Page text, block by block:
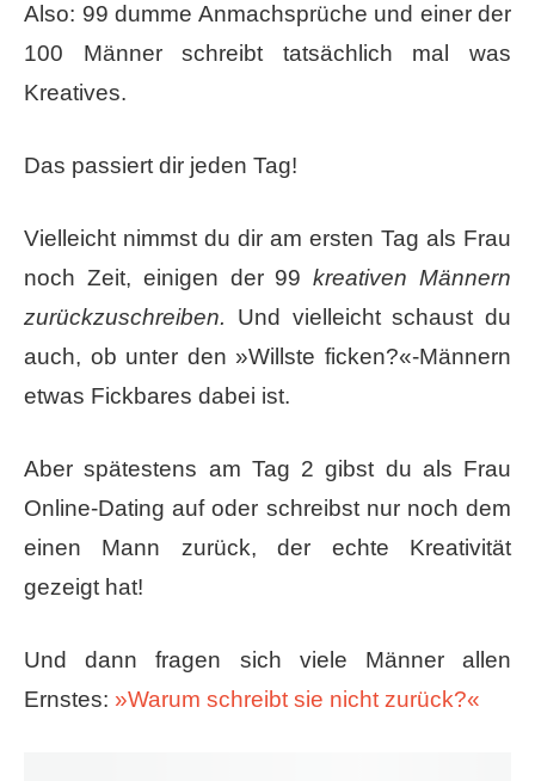
Also: 99 dumme Anmachsprüche und einer der
100 Männer schreibt tatsächlich mal was
Kreatives.
Das passiert dir jeden Tag!
Vielleicht nimmst du dir am ersten Tag als Frau
noch Zeit, einigen der 99kreativen Männern
zurückzuschreiben. Und vielleicht schaust du
auch, ob unter den »Willste ficken?«-Männern
etwas Fickbares dabei ist.
Aber spätestens am Tag 2 gibst du als Frau
Online-Dating auf oder schreibst nur noch dem
einen Mann zurück, der echte Kreativität
gezeigt hat!
Und dann fragen sich viele Männer allen
Ernstes: »Warum schreibt sie nicht zurück?«